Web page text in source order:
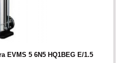
EVMS 5 6N5 HQ1BEG E/1.5